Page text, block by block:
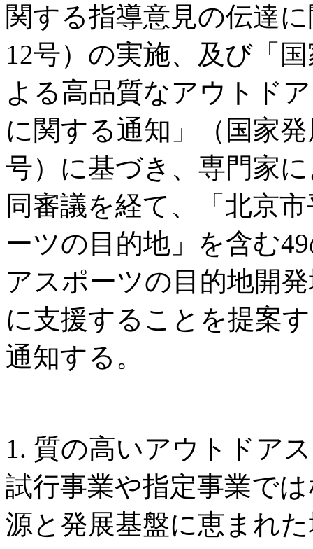
関する指導意見の伝達
12号）の実施、及び「
よる高品質なアウトド
に関する通知」（国家
号）に基づき、専門家
同審議を経て、「北京
ーツの目的地」を含む
アスポーツの目的地開
に支援することを提案
通知する。
1. 質の高いアウトドア
試行事業や指定事業で
源と発展基盤に恵まれ